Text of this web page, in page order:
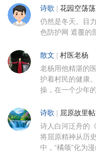
诗歌 | 花园空荡
仍然是冬天。目
色防护网 遮覆的
散文 | 村医老杨
老杨用他精湛的
护着村民的健康
操，在一个少年
诗歌 | 屈原故里帖
诗人白河泛舟的
将屈原精神从历
中，“橘颂”化为